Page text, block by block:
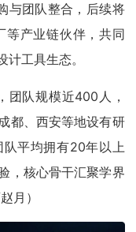
与团队整合，后续将
等产业链伙伴，共同
工具生态。
团队规模近400人，
都、西安等地设有研
平均拥有20年以上
，核心骨干汇聚学界
月）